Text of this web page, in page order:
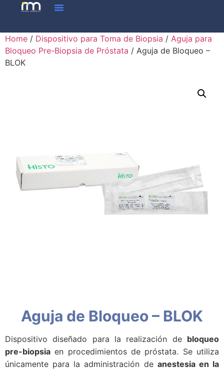
Home / Dispositivo para Toma de Biopsia / Aguja para
Bloqueo Pre-Biopsia de Próstata / Aguja de Bloqueo –
BLOK
Aguja de Bloqueo – BLOK
Dispositivo diseñado para la realización de bloqueo
pre-biopsia en procedimientos de próstata. Se utiliza
únicamente para la administración de anestesia en la